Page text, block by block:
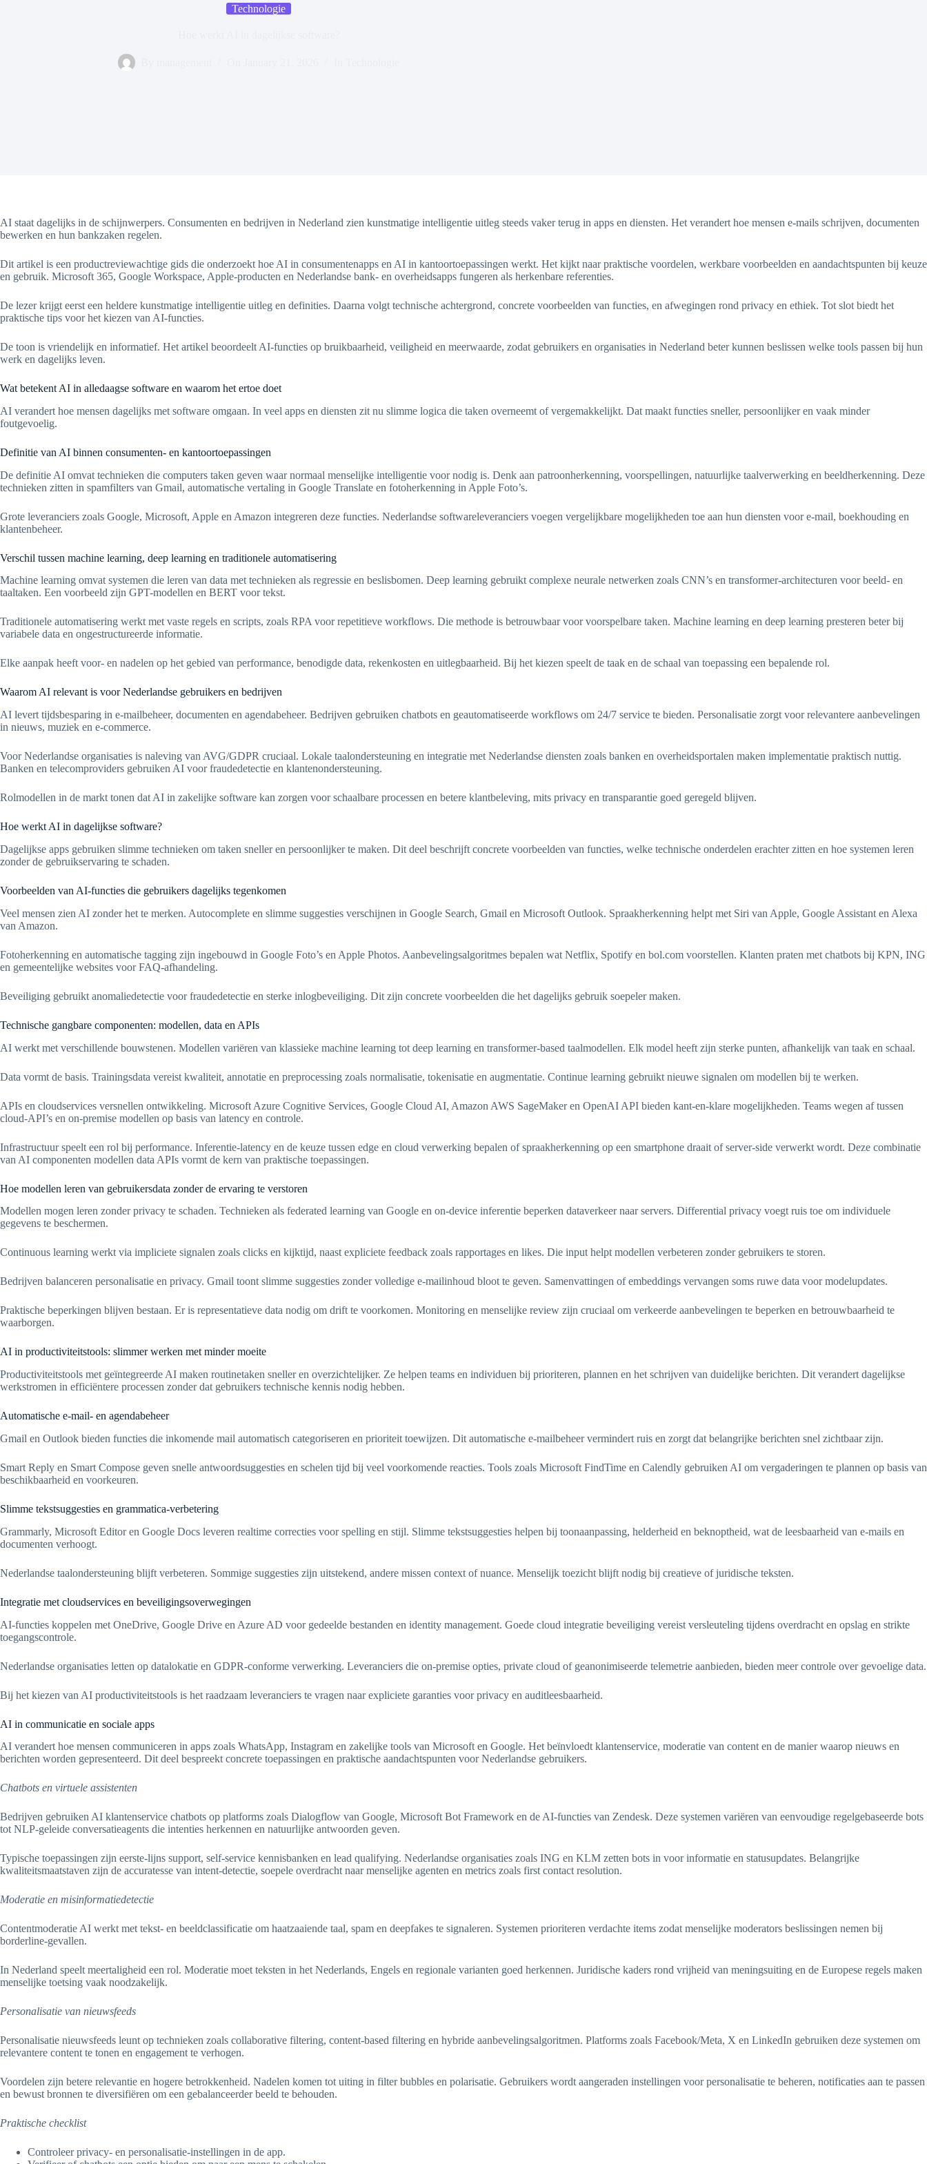
Technologie
AI staat dagelijks in de schijnwerpers. Consumenten en bedrijven in Nederland zien kunstmatige intelligentie uitleg steeds vaker terug in apps en diensten. Het verandert hoe mensen e-mails schrijven, documenten
bewerken en hun bankzaken regelen.
Dit artikel is een productreviewachtige gids die onderzoekt hoe AI in consumentenapps en AI in kantoortoepassingen werkt. Het kijkt naar praktische voordelen, werkbare voorbeelden en aandachtspunten bij keuze
en gebruik. Microsoft 365, Google Workspace, Apple-producten en Nederlandse bank- en overheidsapps fungeren als herkenbare referenties.
De lezer krijgt eerst een heldere kunstmatige intelligentie uitleg en definities. Daarna volgt technische achtergrond, concrete voorbeelden van functies, en afwegingen rond privacy en ethiek. Tot slot biedt het
praktische tips voor het kiezen van AI-functies.
De toon is vriendelijk en informatief. Het artikel beoordeelt AI-functies op bruikbaarheid, veiligheid en meerwaarde, zodat gebruikers en organisaties in Nederland beter kunnen beslissen welke tools passen bij hun
werk en dagelijks leven.
Wat betekent AI in alledaagse software en waarom het ertoe doet
AI verandert hoe mensen dagelijks met software omgaan. In veel apps en diensten zit nu slimme logica die taken overneemt of vergemakkelijkt. Dat maakt functies sneller, persoonlijker en vaak minder
foutgevoelig.
Definitie van AI binnen consumenten- en kantoortoepassingen
De definitie AI omvat technieken die computers taken geven waar normaal menselijke intelligentie voor nodig is. Denk aan patroonherkenning, voorspellingen, natuurlijke taalverwerking en beeldherkenning. Deze
technieken zitten in spamfilters van Gmail, automatische vertaling in Google Translate en fotoherkenning in Apple Foto’s.
Grote leveranciers zoals Google, Microsoft, Apple en Amazon integreren deze functies. Nederlandse softwareleveranciers voegen vergelijkbare mogelijkheden toe aan hun diensten voor e-mail, boekhouding en
klantenbeheer.
Verschil tussen machine learning, deep learning en traditionele automatisering
Machine learning omvat systemen die leren van data met technieken als regressie en beslisbomen. Deep learning gebruikt complexe neurale netwerken zoals CNN’s en transformer-architecturen voor beeld- en
taaltaken. Een voorbeeld zijn GPT-modellen en BERT voor tekst.
Traditionele automatisering werkt met vaste regels en scripts, zoals RPA voor repetitieve workflows. Die methode is betrouwbaar voor voorspelbare taken. Machine learning en deep learning presteren beter bij
variabele data en ongestructureerde informatie.
Elke aanpak heeft voor- en nadelen op het gebied van performance, benodigde data, rekenkosten en uitlegbaarheid. Bij het kiezen speelt de taak en de schaal van toepassing een bepalende rol.
Waarom AI relevant is voor Nederlandse gebruikers en bedrijven
AI levert tijdsbesparing in e-mailbeheer, documenten en agendabeheer. Bedrijven gebruiken chatbots en geautomatiseerde workflows om 24/7 service te bieden. Personalisatie zorgt voor relevantere aanbevelingen
in nieuws, muziek en e-commerce.
Voor Nederlandse organisaties is naleving van AVG/GDPR cruciaal. Lokale taalondersteuning en integratie met Nederlandse diensten zoals banken en overheidsportalen maken implementatie praktisch nuttig.
Banken en telecomproviders gebruiken AI voor fraudedetectie en klantenondersteuning.
Rolmodellen in de markt tonen dat AI in zakelijke software kan zorgen voor schaalbare processen en betere klantbeleving, mits privacy en transparantie goed geregeld blijven.
Hoe werkt AI in dagelijkse software?
Dagelijkse apps gebruiken slimme technieken om taken sneller en persoonlijker te maken. Dit deel beschrijft concrete voorbeelden van functies, welke technische onderdelen erachter zitten en hoe systemen leren
zonder de gebruikservaring te schaden.
Voorbeelden van AI-functies die gebruikers dagelijks tegenkomen
Veel mensen zien AI zonder het te merken. Autocomplete en slimme suggesties verschijnen in Google Search, Gmail en Microsoft Outlook. Spraakherkenning helpt met Siri van Apple, Google Assistant en Alexa
van Amazon.
Fotoherkenning en automatische tagging zijn ingebouwd in Google Foto’s en Apple Photos. Aanbevelingsalgoritmes bepalen wat Netflix, Spotify en bol.com voorstellen. Klanten praten met chatbots bij KPN, ING
en gemeentelijke websites voor FAQ-afhandeling.
Beveiliging gebruikt anomaliedetectie voor fraudedetectie en sterke inlogbeveiliging. Dit zijn concrete voorbeelden die het dagelijks gebruik soepeler maken.
Technische gangbare componenten: modellen, data en APIs
AI werkt met verschillende bouwstenen. Modellen variëren van klassieke machine learning tot deep learning en transformer-based taalmodellen. Elk model heeft zijn sterke punten, afhankelijk van taak en schaal.
Data vormt de basis. Trainingsdata vereist kwaliteit, annotatie en preprocessing zoals normalisatie, tokenisatie en augmentatie. Continue learning gebruikt nieuwe signalen om modellen bij te werken.
APIs en cloudservices versnellen ontwikkeling. Microsoft Azure Cognitive Services, Google Cloud AI, Amazon AWS SageMaker en OpenAI API bieden kant-en-klare mogelijkheden. Teams wegen af tussen
cloud-API’s en on-premise modellen op basis van latency en controle.
Infrastructuur speelt een rol bij performance. Inferentie-latency en de keuze tussen edge en cloud verwerking bepalen of spraakherkenning op een smartphone draait of server-side verwerkt wordt. Deze combinatie
van AI componenten modellen data APIs vormt de kern van praktische toepassingen.
Hoe modellen leren van gebruikersdata zonder de ervaring te verstoren
Modellen mogen leren zonder privacy te schaden. Technieken als federated learning van Google en on-device inferentie beperken dataverkeer naar servers. Differential privacy voegt ruis toe om individuele
gegevens te beschermen.
Continuous learning werkt via impliciete signalen zoals clicks en kijktijd, naast expliciete feedback zoals rapportages en likes. Die input helpt modellen verbeteren zonder gebruikers te storen.
Bedrijven balanceren personalisatie en privacy. Gmail toont slimme suggesties zonder volledige e-mailinhoud bloot te geven. Samenvattingen of embeddings vervangen soms ruwe data voor modelupdates.
Praktische beperkingen blijven bestaan. Er is representatieve data nodig om drift te voorkomen. Monitoring en menselijke review zijn cruciaal om verkeerde aanbevelingen te beperken en betrouwbaarheid te
waarborgen.
AI in productiviteitstools: slimmer werken met minder moeite
Productiviteitstools met geïntegreerde AI maken routinetaken sneller en overzichtelijker. Ze helpen teams en individuen bij prioriteren, plannen en het schrijven van duidelijke berichten. Dit verandert dagelijkse
werkstromen in efficiëntere processen zonder dat gebruikers technische kennis nodig hebben.
Automatische e-mail- en agendabeheer
Gmail en Outlook bieden functies die inkomende mail automatisch categoriseren en prioriteit toewijzen. Dit automatische e-mailbeheer vermindert ruis en zorgt dat belangrijke berichten snel zichtbaar zijn.
Smart Reply en Smart Compose geven snelle antwoordsuggesties en schelen tijd bij veel voorkomende reacties. Tools zoals Microsoft FindTime en Calendly gebruiken AI om vergaderingen te plannen op basis van
beschikbaarheid en voorkeuren.
Slimme tekstsuggesties en grammatica-verbetering
Grammarly, Microsoft Editor en Google Docs leveren realtime correcties voor spelling en stijl. Slimme tekstsuggesties helpen bij toonaanpassing, helderheid en beknoptheid, wat de leesbaarheid van e-mails en
documenten verhoogt.
Nederlandse taalondersteuning blijft verbeteren. Sommige suggesties zijn uitstekend, andere missen context of nuance. Menselijk toezicht blijft nodig bij creatieve of juridische teksten.
Integratie met cloudservices en beveiligingsoverwegingen
AI-functies koppelen met OneDrive, Google Drive en Azure AD voor gedeelde bestanden en identity management. Goede cloud integratie beveiliging vereist versleuteling tijdens overdracht en opslag en strikte
toegangscontrole.
Nederlandse organisaties letten op datalokatie en GDPR-conforme verwerking. Leveranciers die on-premise opties, private cloud of geanonimiseerde telemetrie aanbieden, bieden meer controle over gevoelige data.
Bij het kiezen van AI productiviteitstools is het raadzaam leveranciers te vragen naar expliciete garanties voor privacy en auditleesbaarheid.
AI in communicatie en sociale apps
AI verandert hoe mensen communiceren in apps zoals WhatsApp, Instagram en zakelijke tools van Microsoft en Google. Het beïnvloedt klantenservice, moderatie van content en de manier waarop nieuws en
berichten worden gepresenteerd. Dit deel bespreekt concrete toepassingen en praktische aandachtspunten voor Nederlandse gebruikers.
Chatbots en virtuele assistenten
Bedrijven gebruiken AI klantenservice chatbots op platforms zoals Dialogflow van Google, Microsoft Bot Framework en de AI-functies van Zendesk. Deze systemen variëren van eenvoudige regelgebaseerde bots
tot NLP-geleide conversatieagents die intenties herkennen en natuurlijke antwoorden geven.
Typische toepassingen zijn eerste-lijns support, self-service kennisbanken en lead qualifying. Nederlandse organisaties zoals ING en KLM zetten bots in voor informatie en statusupdates. Belangrijke
kwaliteitsmaatstaven zijn de accuratesse van intent-detectie, soepele overdracht naar menselijke agenten en metrics zoals first contact resolution.
Moderatie en misinformatiedetectie
Contentmoderatie AI werkt met tekst- en beeldclassificatie om haatzaaiende taal, spam en deepfakes te signaleren. Systemen prioriteren verdachte items zodat menselijke moderators beslissingen nemen bij
borderline-gevallen.
In Nederland speelt meertaligheid een rol. Moderatie moet teksten in het Nederlands, Engels en regionale varianten goed herkennen. Juridische kaders rond vrijheid van meningsuiting en de Europese regels maken
menselijke toetsing vaak noodzakelijk.
Personalisatie van nieuwsfeeds
Personalisatie nieuwsfeeds leunt op technieken zoals collaborative filtering, content-based filtering en hybride aanbevelingsalgoritmen. Platforms zoals Facebook/Meta, X en LinkedIn gebruiken deze systemen om
relevantere content te tonen en engagement te verhogen.
Voordelen zijn betere relevantie en hogere betrokkenheid. Nadelen komen tot uiting in filter bubbles en polarisatie. Gebruikers wordt aangeraden instellingen voor personalisatie te beheren, notificaties aan te passen
en bewust bronnen te diversifiëren om een gebalanceerder beeld te behouden.
Praktische checklist
Controleer privacy- en personalisatie-instellingen in de app.